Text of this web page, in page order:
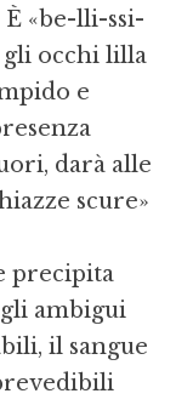
«be-lli-ssi-
gli occhi lilla
e
darà alle
scure»
precipita
ambigui
il sangue